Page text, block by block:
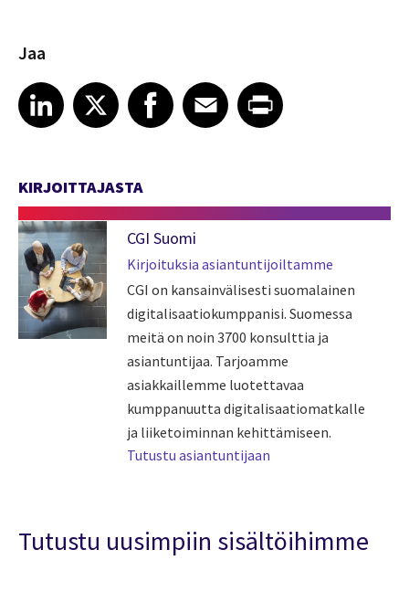
Jaa
Share article on LinkedIn
LinkedIn
Share article on XShare article on Facebook
Facebook
Share article on Email
EmailShare article on Print
KIRJOITTAJASTA
CGI Suomi
Kirjoituksia asiantuntijoiltamme
CGI on kansainvälisesti suomalainen
digitalisaatiokumppanisi. Suomessa
meitä on noin 3700 konsulttia ja
asiantuntijaa. Tarjoamme
asiakkaillemme luotettavaa
kumppanuutta digitalisaatiomatkalle
ja liiketoiminnan kehittämiseen.
Tutustu asiantuntijaan
Tutustu uusimpiin sisältöihimme